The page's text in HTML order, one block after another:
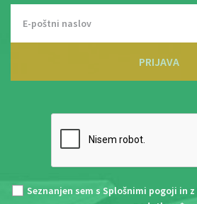
PRIJAVA
Seznanjen sem s Splošnimi pogoji in z